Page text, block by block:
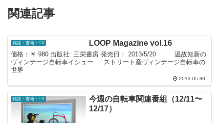
関連記事
雑誌・書籍・TV LOOP Magazine vol.16
価格：￥ 980 出版社: 三栄書房 発売日： 2013/5/20 温故知新の
ヴィンテージ自転車イシュー ストリート産ヴィンテージ自転車の
世界
2013.05.30
雑誌・書籍・TV
今週の自転車関連番組（12/11〜
12/17）